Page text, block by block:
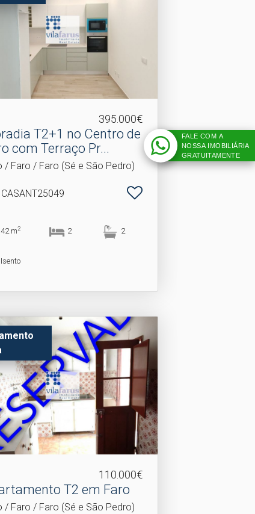
395.000€
T2+1 no Centro de
com Terraço Pr.​..
/ Faro / Faro (Sé e São Pedro)
CASANT25049
42 m2 2 2
Isento
110.000€
T2 em Faro
/ Faro / Faro (Sé e São Pedro)
FALE COM A
NOSSA IMOBILIÁRIA
GRATUITAMENTE